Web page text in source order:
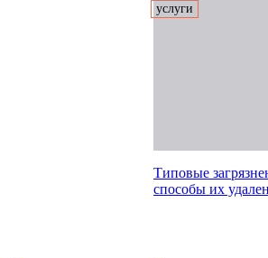
услуги
Типовые
способы их